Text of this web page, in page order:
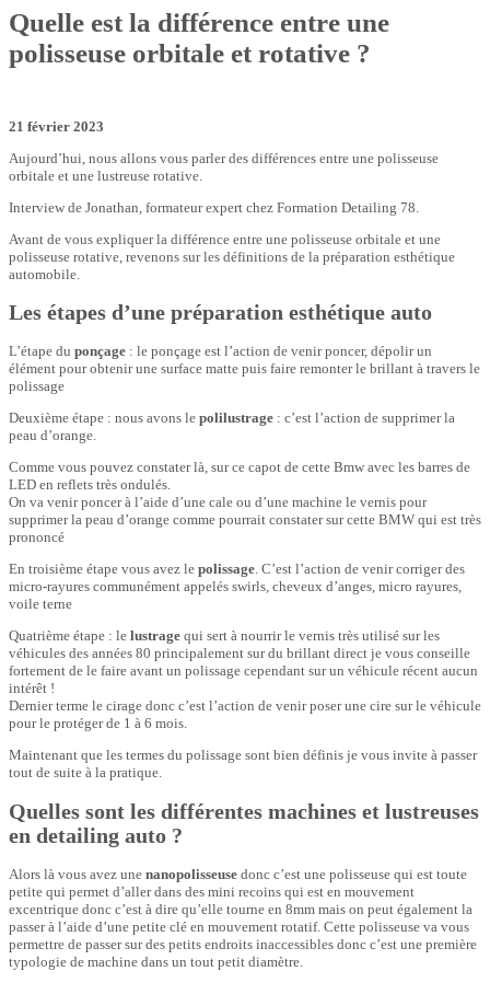
Quelle est la différence entre une
polisseuse orbitale et rotative ?
21 février 2023
Aujourd’hui, nous allons vous parler des différences entre une polisseuse
orbitale et une lustreuse rotative.
Interview de Jonathan, formateur expert chez Formation Detailing 78.
Avant de vous expliquer la différence entre une polisseuse orbitale et une
polisseuse rotative, revenons sur les définitions de la préparation esthétique
automobile.
Les étapes d’une préparation esthétique auto
L’étape du ponçage : le ponçage est l’action de venir poncer, dépolir un
élément pour obtenir une surface matte puis faire remonter le brillant à travers le
polissage
Deuxième étape : nous avons le polilustrage : c’est l’action de supprimer la
peau d’orange.
Comme vous pouvez constater là, sur ce capot de cette Bmw avec les barres de
LED en reflets très ondulés.
On va venir poncer à l’aide d’une cale ou d’une machine le vernis pour
supprimer la peau d’orange comme pourrait constater sur cette BMW qui est très
prononcé
En troisième étape vous avez le polissage. C’est l’action de venir corriger des
micro-rayures communément appelés swirls, cheveux d’anges, micro rayures,
voile terne
Quatrième étape : le lustrage qui sert à nourrir le vernis très utilisé sur les
véhicules des années 80 principalement sur du brillant direct je vous conseille
fortement de le faire avant un polissage cependant sur un véhicule récent aucun
intérêt !
Dernier terme le cirage donc c’est l’action de venir poser une cire sur le véhicule
pour le protéger de 1 à 6 mois.
Maintenant que les termes du polissage sont bien définis je vous invite à passer
tout de suite à la pratique.
Quelles sont les différentes machines et lustreuses
en detailing auto ?
Alors là vous avez une nanopolisseuse donc c’est une polisseuse qui est toute
petite qui permet d’aller dans des mini recoins qui est en mouvement
excentrique donc c’est à dire qu’elle tourne en 8mm mais on peut également la
passer à l’aide d’une petite clé en mouvement rotatif. Cette polisseuse va vous
permettre de passer sur des petits endroits inaccessibles donc c’est une première
typologie de machine dans un tout petit diamètre.